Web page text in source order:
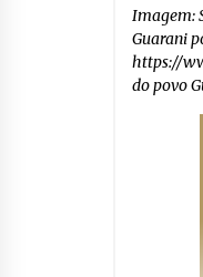
Imagem:
Guarani
https://
do povo